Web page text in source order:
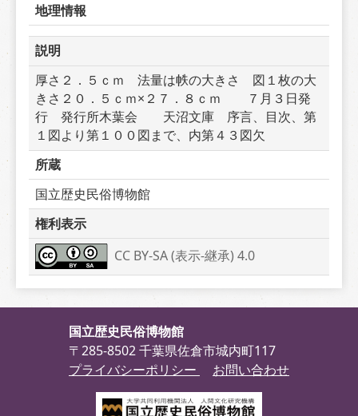
地理情報
説明
厚さ２．５ｃｍ　法量は帙の大きさ　図１枚の大
きさ２０．５ｃｍ×２７．８ｃｍ　　７月３日発
行　発行所木葉会　　天沼文庫　序言、目次、第
１図より第１００図まで、内第４３図欠
所蔵
国立歴史民俗博物館
権利表示
CC BY-SA (表示-継承) 4.0
国立歴史民俗博物館
〒285-8502 千葉県佐倉市城内町117
プライバシーポリシー
お問い合わせ